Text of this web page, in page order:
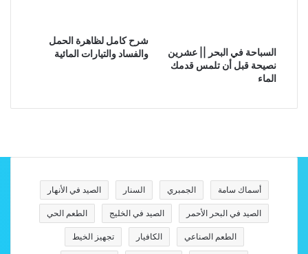
شرح كامل لظاهرة الحمل
والفساد والتيارات المائية
السباحة في البحر || عشرين
نصيحة قبل أن تلمس قدمك
الماء
أسماك سامة الجمبري السنار الصيد في الأنهار
الصيد في البحر الأحمر الصيد في الخليج الطعم الحي
الطعم الصناعي الكافيار تجهيز الخيط